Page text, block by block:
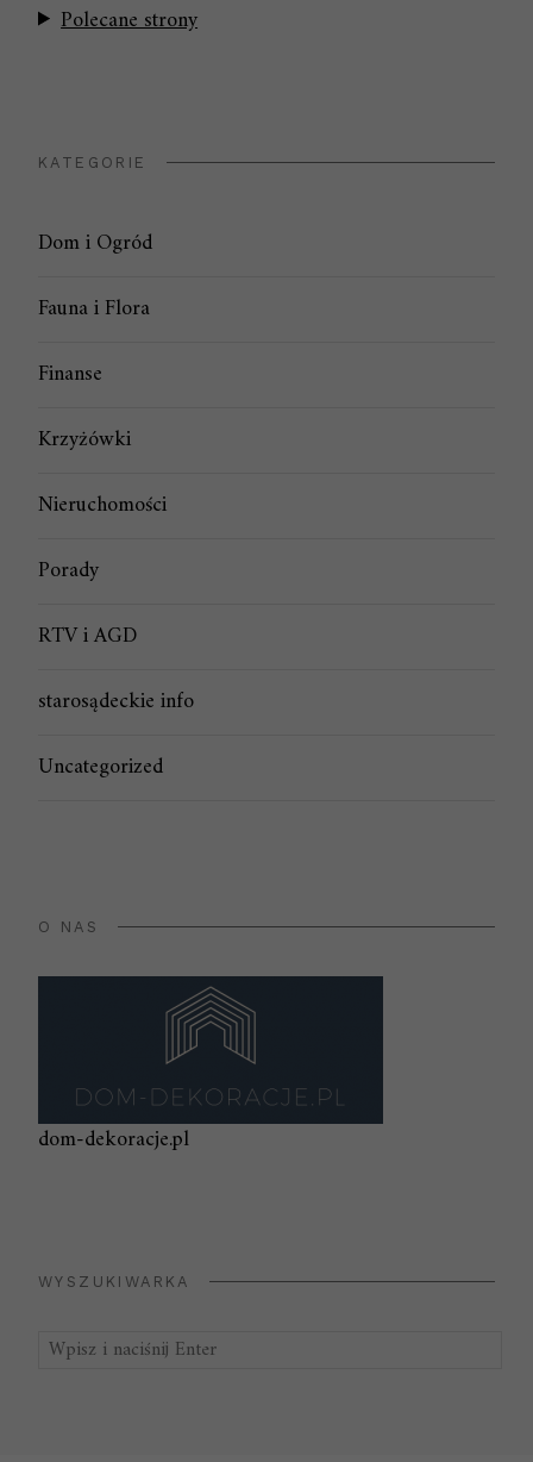
Polecane strony
KATEGORIE
Dom i Ogród
Fauna i Flora
Finanse
Krzyżówki
Nieruchomości
Porady
RTV i AGD
starosądeckie info
Uncategorized
O NAS
dom-dekoracje.pl
WYSZUKIWARKA
Szukaj: